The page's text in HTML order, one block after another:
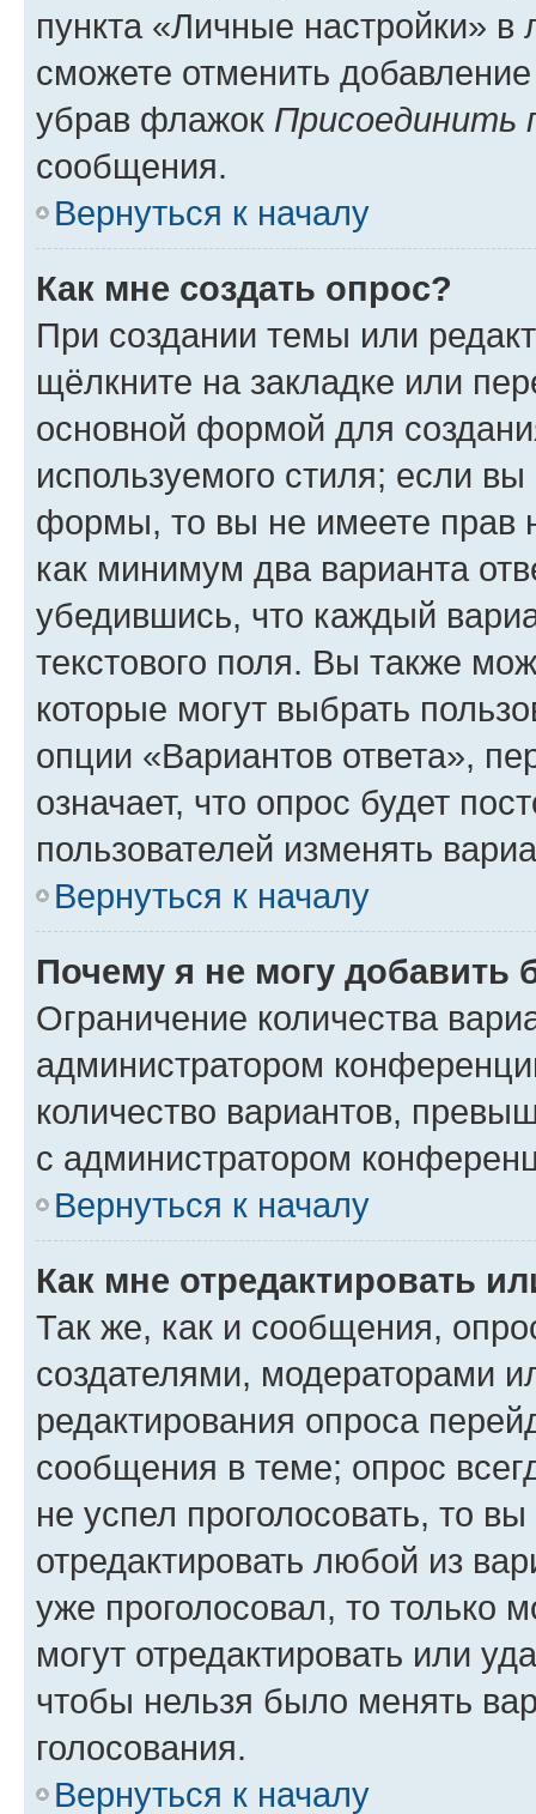
пункта «Личные настройки»
сможете отменить
убрав флажок Присоединить
сообщения.
Вернуться к началу
Как мне создать опрос?
При создании темы или
щёлкните на закладке или
основной формой для
используемого стиля; если
формы, то вы не имеете прав
как минимум два варианта
убедившись, что каждый
текстового поля. Вы также
которые могут выбрать
опции «Вариантов ответа»,
означает, что опрос будет
пользователей изменять
Вернуться к началу
Почему я не могу добавить
Ограничение количества
администратором
количество вариантов,
с администратором
Вернуться к началу
Как мне отредактировать
Так же, как и сообщения,
создателями, модераторами
редактирования опроса
сообщения в теме; опрос
не успел проголосовать, то
отредактировать любой из
уже проголосовал, то только
могут отредактировать или
чтобы нельзя было менять
голосования.
Вернуться к началу